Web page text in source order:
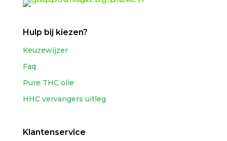
Hulp bij kiezen?
Keuzewijzer
Faq
Pure THC olie
HHC vervangers uitleg
Klantenservice